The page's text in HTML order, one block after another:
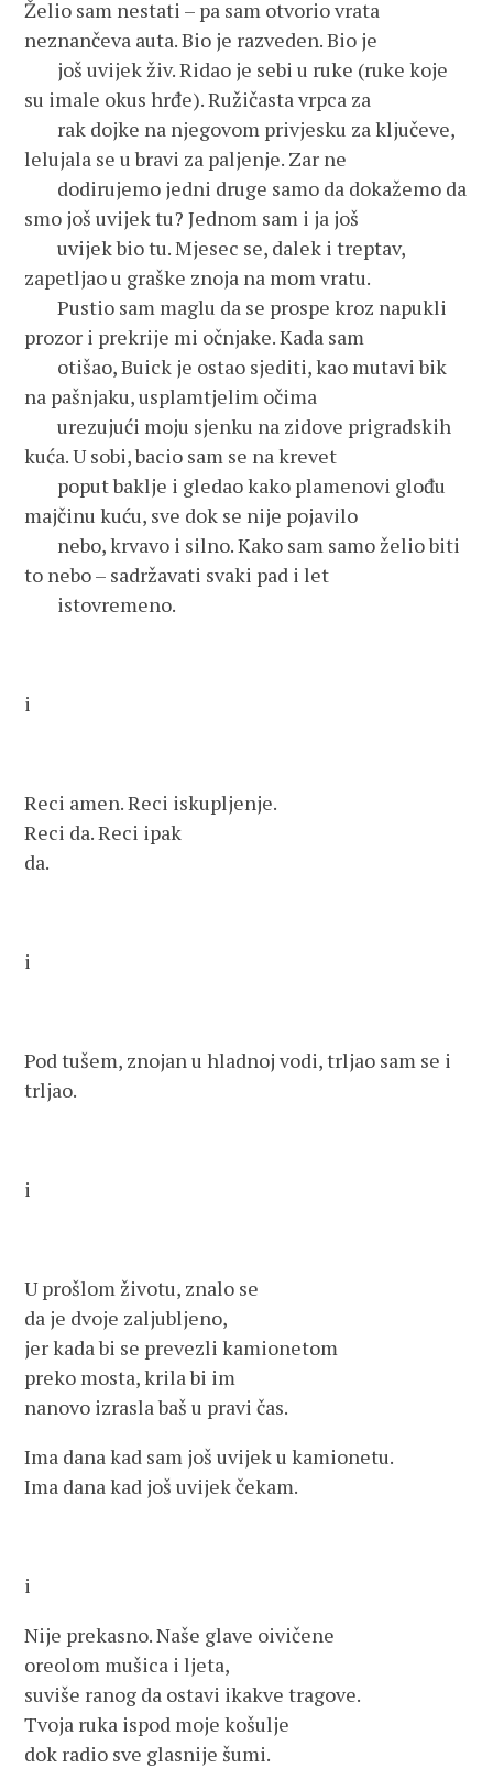
Želio sam nestati – pa sam otvorio vrata
neznančeva auta. Bio je razveden. Bio je
još uvijek živ. Ridao je sebi u ruke (ruke koje
su imale okus hrđe). Ružičasta vrpca za
rak dojke na njegovom privjesku za ključeve,
lelujala se u bravi za paljenje. Zar ne
dodirujemo jedni druge samo da dokažemo da
smo još uvijek tu? Jednom sam i ja još
uvijek bio tu. Mjesec se, dalek i treptav,
zapetljao u graške znoja na mom vratu.
Pustio sam maglu da se prospe kroz napukli
prozor i prekrije mi očnjake. Kada sam
otišao, Buick je ostao sjediti, kao mutavi bik
na pašnjaku, usplamtjelim očima
urezujući moju sjenku na zidove prigradskih
kuća. U sobi, bacio sam se na krevet
poput baklje i gledao kako plamenovi glođu
majčinu kuću, sve dok se nije pojavilo
nebo, krvavo i silno. Kako sam samo želio biti
to nebo – sadržavati svaki pad i let
istovremeno.
i
Reci amen. Reci iskupljenje.
Reci da. Reci ipak
da.
i
Pod tušem, znojan u hladnoj vodi, trljao sam se i
trljao.
i
U prošlom životu, znalo se
da je dvoje zaljubljeno,
jer kada bi se prevezli kamionetom
preko mosta, krila bi im
nanovo izrasla baš u pravi čas.
Ima dana kad sam još uvijek u kamionetu.
Ima dana kad još uvijek čekam.
i
Nije prekasno. Naše glave oivičene
oreolom mušica i ljeta,
suviše ranog da ostavi ikakve tragove.
Tvoja ruka ispod moje košulje
dok radio sve glasnije šumi.